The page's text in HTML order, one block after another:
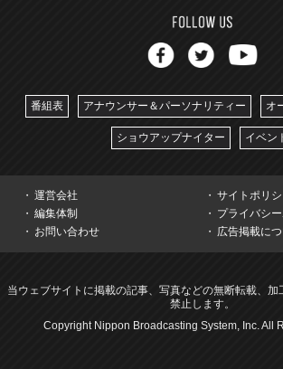
番組表 アナウンサー＆パーソナリティー オ
ショウアップナイター イベン
運営会社
サイトポリシ
編集体制
プライバシ
お問い合わせ
広告掲載に
当ウェブサイトに掲載の記事、写真などの無断転載、加
禁止します。
Copyright Nippon Broadcasting System, Inc. All